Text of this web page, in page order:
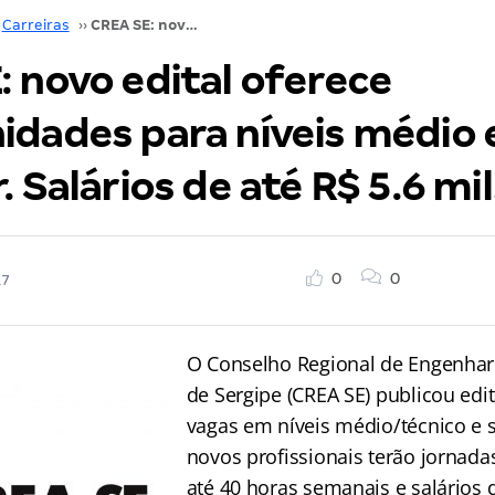
Carreiras ›› CREA SE: novo edital oferece oportunidades para níveis médio e superior. Salários de até R$ 5.6 mil!
novo edital oferece
para níveis médio
Salários de até R$ 5.6
0 0
O Conselho Regional de
de Sergipe (CREA SE) publicou
vagas em níveis médio/técnico e
novos profissionais terão
até 40 horas semanais e salários